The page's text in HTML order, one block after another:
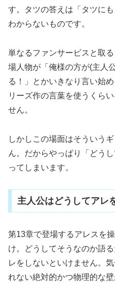
す。タツの答えは「タツに
わからないものです。
単なるファンサービスと取
場人物が「俺様の方が(主人
る！」とかいきなり言い始
リーズ作の言葉を使うくら
せん。
しかしこの場面はそういう
ん。だからやっぱり「どう
ってしまいます。
主人公はどうしてアレ
第13章で登場するアレスを
け。どうしてそうなのか語
レをしないといけません。
れない絶対的かつ物理的な